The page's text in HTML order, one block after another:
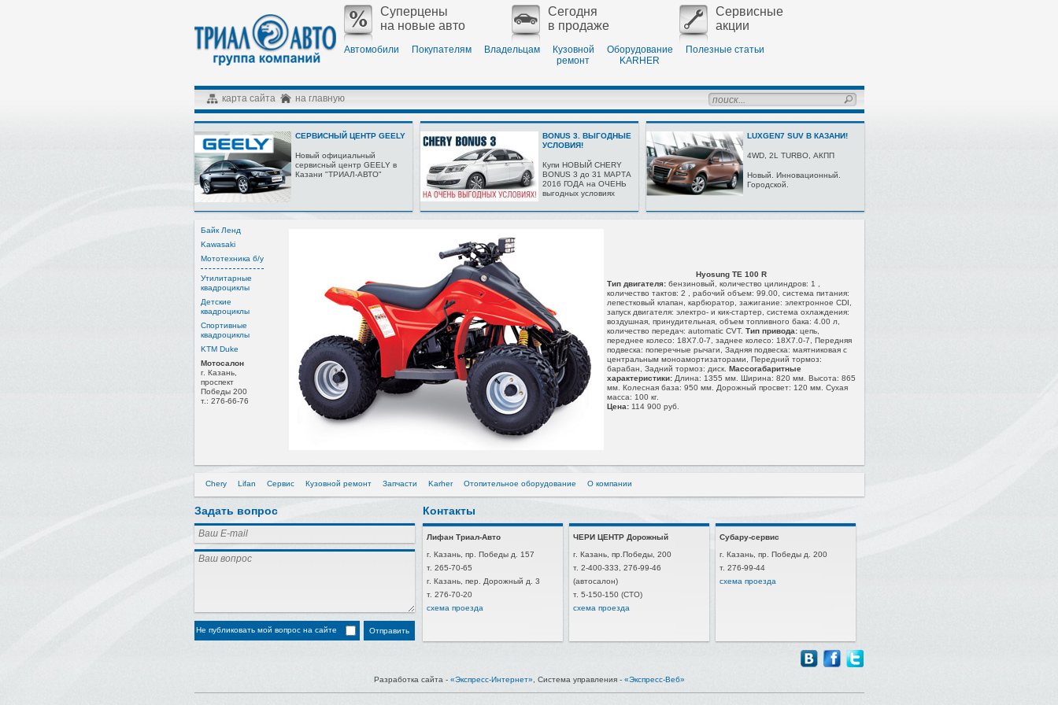
Суперцены
на новые авто
Сегодня
в продаже
Сервисные
акции
Автомобили Покупателям Владельцам
Кузовной
ремонт
Оборудование
KARHER
Полезные статьи
карта сайта на главную
СЕРВИСНЫЙ ЦЕНТР GEELY
Новый официальный
сервисный центр GEELY в
Казани "ТРИАЛ-АВТО"
BONUS 3. ВЫГОДНЫЕ
УСЛОВИЯ!
Купи НОВЫЙ CHERY
BONUS 3 до 31 МАРТА
2016 ГОДА на ОЧЕНЬ
выгодных условиях
LUXGEN7 SUV В КАЗАНИ!
4WD, 2L TURBО, AКПП
Нoвый. Иннoвaциoнный.
Гoрoдскoй.
Байк Ленд
Kawasaki
Мототехника б/у
Утилитарные
квадроциклы
Детские
квадроциклы
Спортивные
квадроциклы
KTM Duke
Мотосалон
г. Казань,
проспект
Победы 200
т.: 276-66-76
Hyosung TE 100 R
Тип двигателя:бензиновый, количество цилиндров: 1 ,
количество тактов: 2 , рабочий объем: 99.00, система питания:
лепестковый клапан, карбюратор, зажигание: электронное CDI,
запуск двигателя: электро- и кик-стартер, система охлаждения:
воздушная, принудительная, объем топливного бака: 4.00 л,
количество передач: automatic CVT. Тип привода: цепь,
переднее колесо: 18X7.0-7, заднее колесо: 18X7.0-7, Передняя
подвеска: поперечные рычаги, Задняя подвеска: маятниковая с
центральным моноамортизаторами, Передний тормоз:
барабан, Задний тормоз: диск. Массогабаритные
характеристики: Длина: 1355 мм. Ширина: 820 мм. Высота: 865
мм. Колесная база: 950 мм. Дорожный просвет: 120 мм. Сухая
масса: 100 кг.
Цена: 114 900 руб.
Chery Lifan Сервис Кузовной ремонт Запчасти Karher Отопительное оборудование О компании
Задать вопрос
Не публиковать мой вопрос на сайте
Контакты
Лифан Триал-Авто
г. Казань, пр. Победы д. 157
т. 265-70-65
г. Казань, пер. Дорожный д. 3
т. 276-70-20
схема проезда
ЧЕРИ ЦЕНТР Дорожный
г. Казань, пр.Победы, 200
т. 2-400-333, 276-99-46
(автосалон)
т. 5-150-150 (СТО)
схема проезда
Субару-сервис
г. Казань, пр. Победы д. 200
т. 276-99-44
схема проезда
Разработка сайта - «Экспресс-Интернет» , Система управления - «Экспресс-Веб»